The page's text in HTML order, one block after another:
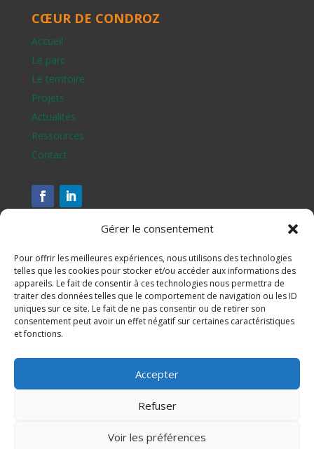
Gérer le consentement
Pour offrir les meilleures expériences, nous utilisons des technologies
telles que les cookies pour stocker et/ou accéder aux informations des
appareils. Le fait de consentir à ces technologies nous permettra de
traiter des données telles que le comportement de navigation ou les ID
uniques sur ce site. Le fait de ne pas consentir ou de retirer son
consentement peut avoir un effet négatif sur certaines caractéristiques
et fonctions.
Accepter
Refuser
Voir les préférences
CŒUR DE CONDROZ
Accueil
Le parc
Le territoire
Projets
Actualités
Ressources
Contact
Assesse, Ciney, Gesves, Hamois, Havelange et Ohey
S'inscrire à notre newsletter